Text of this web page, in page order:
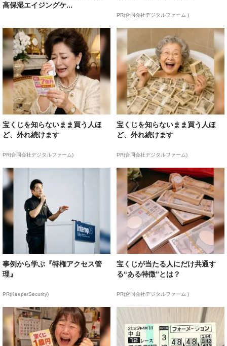
高保湿エイジングケ...
PR(合同会社デジタルファーム )
宝くじを知らないまま買う人ほ
ど、外れ続けます
PR(合同会社デジタルファーム)
宝くじを知らないまま買う人ほ
ど、外れ続けます
PR(合同会社デジタルファーム)
事例から学ぶ『特権アクセス管
理』
PR(KeeperSecurity)
宝くじが当たる人にだけ共通す
る“ある特徴”とは？
PR(合同会社デジタルファーム )